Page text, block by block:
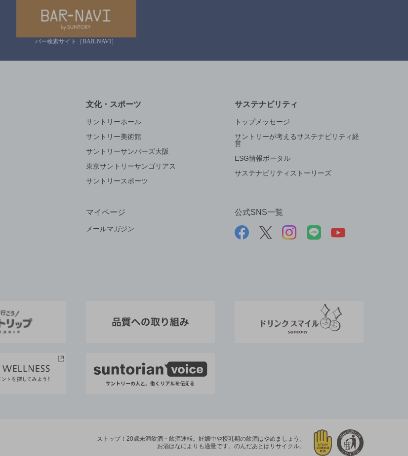
バー検索サイト［BAR-NAVI］
文化・スポーツ
サントリーホール
サントリー美術館
サントリーサンバーズ大阪
東京サントリーサンゴリアス
サントリースポーツ
サステナビリティ
トップメッセージ
サントリーが考えるサステナビリティ経
営
ESG情報ポータル
サステナビリティストーリーズ
マイページ
メールマガジン
公式SNS一覧
ストップ！20歳未満飲酒・飲酒運転。 妊娠中や授乳期の飲酒はやめましょう。
お酒はなによりも適量です。 のんだあとはリサイクル。